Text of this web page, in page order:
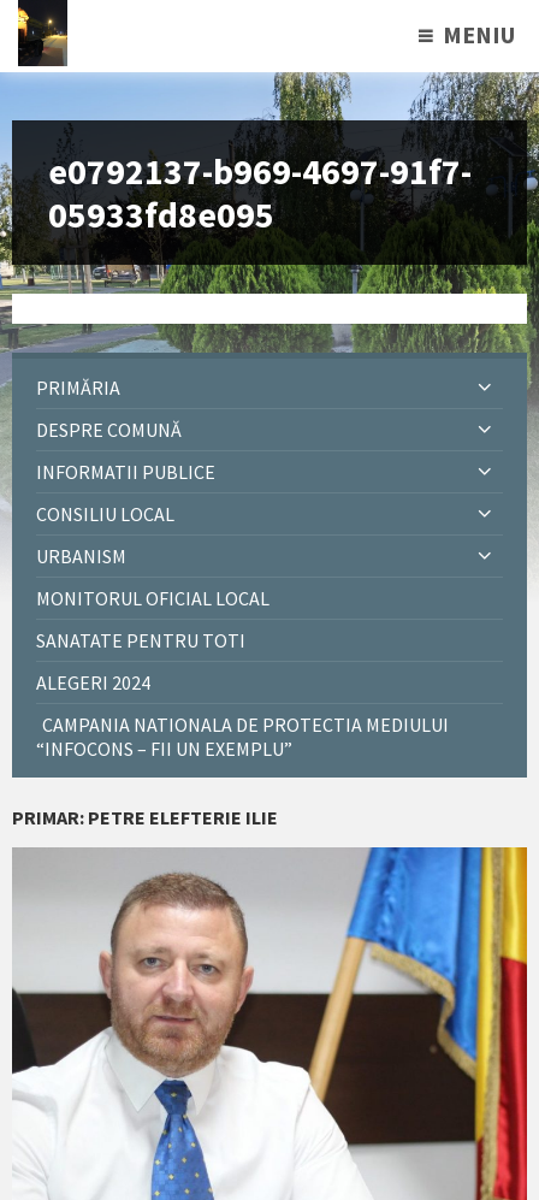
MENIU
e0792137-b969-4697-91f7-
05933fd8e095
PRIMĂRIA
DESPRE COMUNĂ
INFORMATII PUBLICE
CONSILIU LOCAL
URBANISM
MONITORUL OFICIAL LOCAL
SANATATE PENTRU TOTI
ALEGERI 2024
CAMPANIA NATIONALA DE PROTECTIA MEDIULUI
“INFOCONS – FII UN EXEMPLU”
PRIMAR: PETRE ELEFTERIE ILIE